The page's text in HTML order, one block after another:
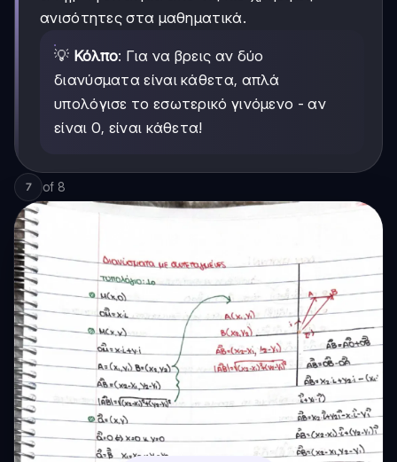
ανισότητες στα μαθηματικά.
💡 Κόλπο: Για να βρεις αν δύο
διανύσματα είναι κάθετα, απλά
υπολόγισε το εσωτερικό γινόμενο - αν
είναι 0, είναι κάθετα!
7 of 8